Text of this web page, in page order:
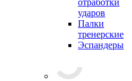
отработки
ударов
Палки
тренерские
Эспандеры